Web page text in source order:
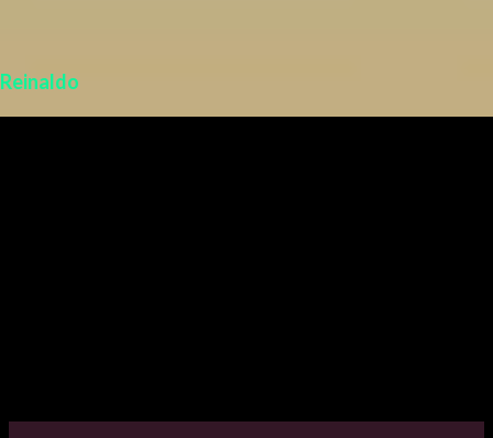
Reinaldo